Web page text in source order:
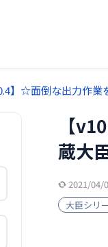
】☆面倒な出力作
【
蔵大
2021/04/
大臣シリ